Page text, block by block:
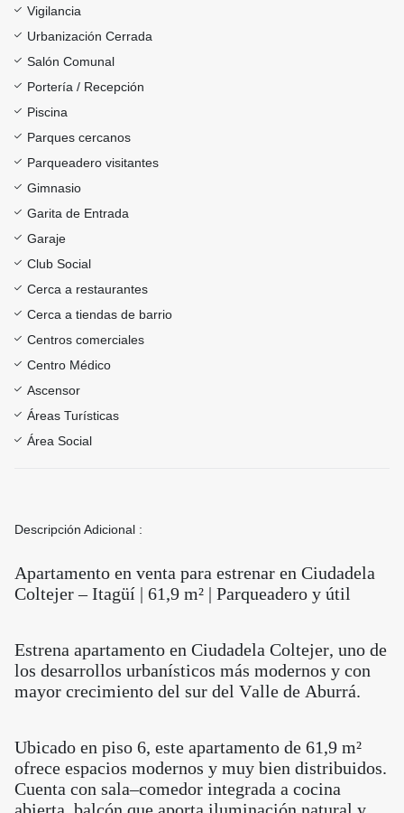
Vigilancia
Urbanización Cerrada
Salón Comunal
Portería / Recepción
Piscina
Parques cercanos
Parqueadero visitantes
Gimnasio
Garita de Entrada
Garaje
Club Social
Cerca a restaurantes
Cerca a tiendas de barrio
Centros comerciales
Centro Médico
Ascensor
Áreas Turísticas
Área Social
Descripción Adicional :
Apartamento en venta para estrenar en Ciudadela
Coltejer – Itagüí | 61,9 m² | Parqueadero y útil
Estrena apartamento en Ciudadela Coltejer, uno de
los desarrollos urbanísticos más modernos y con
mayor crecimiento del sur del Valle de Aburrá.
Ubicado en piso 6, este apartamento de 61,9 m²
ofrece espacios modernos y muy bien distribuidos.
Cuenta con sala–comedor integrada a cocina